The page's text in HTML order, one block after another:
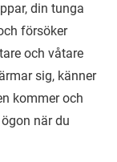
din tunga
försöker
och våtare
sig, känner
kommer och
när du